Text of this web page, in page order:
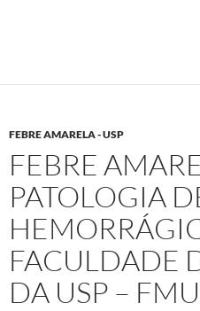
FEBRE AMARELA - USP
FEBRE
PATOLOGIA
FACULDADE
DA USP –